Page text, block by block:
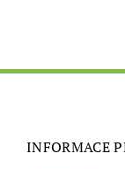
INFORMACE